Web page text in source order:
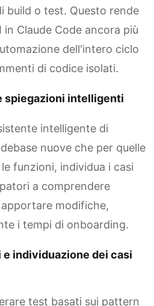
build o test. Questo rende
in Claude Code ancora più
dell'intero ciclo
di codice isolati.
spiegazioni intelligenti
intelligente di
nuove che per quelle
funzioni, individua i casi
a comprendere
modifiche,
i tempi di onboarding.
individuazione dei casi
test basati sui pattern